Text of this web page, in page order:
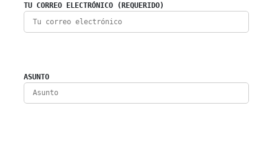
TU CORREO ELECTRÓNICO (REQUERIDO)
ASUNTO